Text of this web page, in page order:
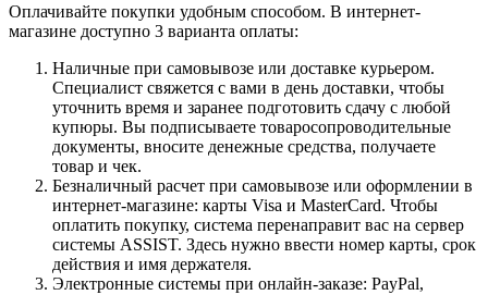
Оплачивайте покупки удобным способом. В интернет-
магазине доступно 3 варианта оплаты:
Наличные при самовывозе или доставке курьером.
Специалист свяжется с вами в день доставки, чтобы
уточнить время и заранее подготовить сдачу с любой
купюры. Вы подписываете товаросопроводительные
документы, вносите денежные средства, получаете
товар и чек.
Безналичный расчет при самовывозе или оформлении в
интернет-магазине: карты Visa и MasterCard. Чтобы
оплатить покупку, система перенаправит вас на сервер
системы ASSIST. Здесь нужно ввести номер карты, срок
действия и имя держателя.
Электронные системы при онлайн-заказе: PayPal,